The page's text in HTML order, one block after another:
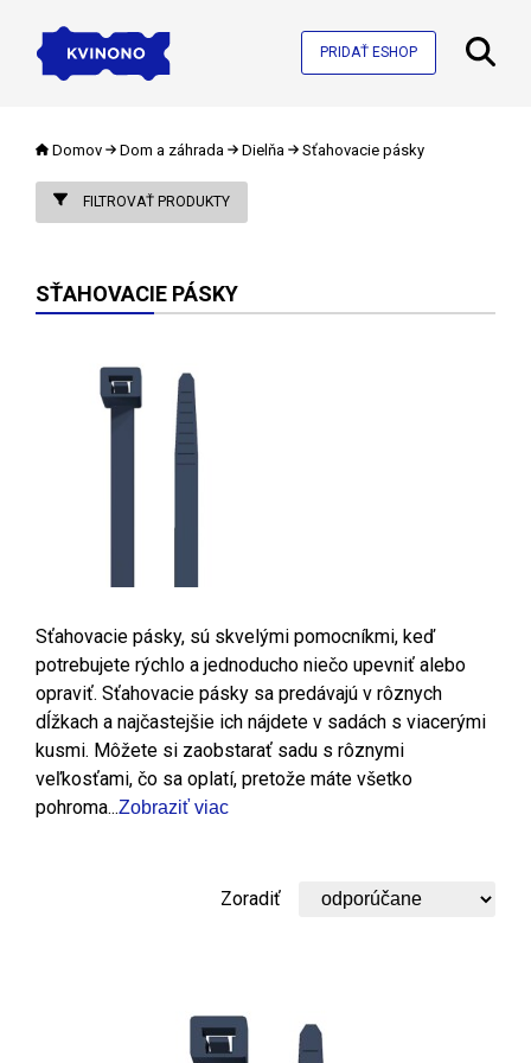
PRIDAŤ ESHOP
Domov Dom a záhrada Dielňa Sťahovacie pásky
FILTROVAŤ PRODUKTY
SŤAHOVACIE PÁSKY
Sťahovacie pásky, sú skvelými pomocníkmi, keď
potrebujete rýchlo a jednoducho niečo upevniť alebo
opraviť. Sťahovacie pásky sa predávajú v rôznych
dĺžkach a najčastejšie ich nájdete v sadách s viacerými
kusmi. Môžete si zaobstarať sadu s rôznymi
veľkosťami, čo sa oplatí, pretože máte všetko
pohroma...Zobraziť viac
Zoradiť